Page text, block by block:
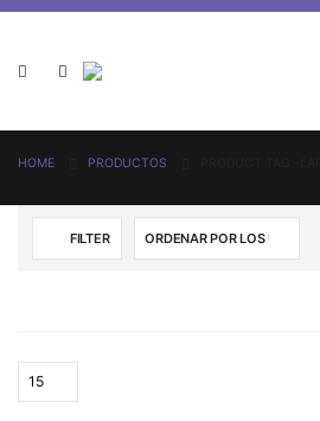
HOME PRODUCTOS
FILTER